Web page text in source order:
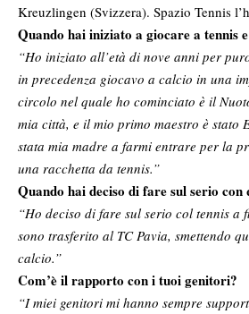
Kreuzlingen (Svizzera). Spazio Tennis
Quando hai iniziato a giocare a tennis
“Ho iniziato all’età di nove anni per
in precedenza giocavo a calcio in una
circolo nel quale ho cominciato è il
mia città, e il mio primo maestro è stato
stata mia madre a farmi entrare per la
una racchetta da tennis.”
Quando hai deciso di fare sul serio con
“Ho deciso di fare sul serio col tennis a
sono trasferito al TC Pavia, smettendo
calcio.”
Com’è il rapporto con i tuoi genitori?
“I miei genitori mi hanno sempre